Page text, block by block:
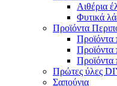
Αιθέρια
Φυτικά
Προϊόντα
Προϊόντα
Προϊόντα
Προϊόντα
Πρώτες ύλες
Σαπούνια